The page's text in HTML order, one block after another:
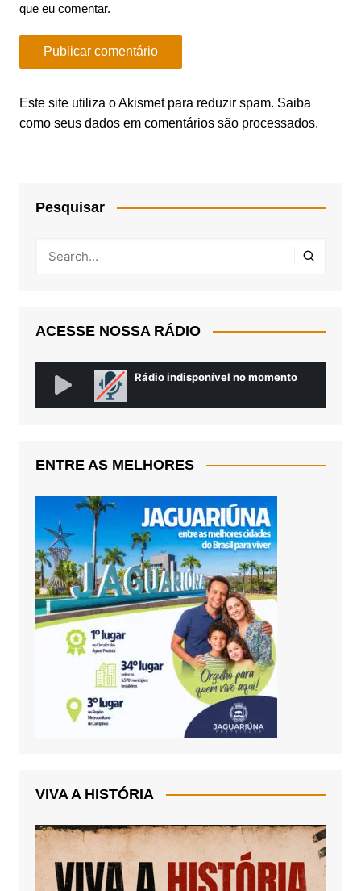
que eu comentar.
Este site utiliza o Akismet para reduzir spam. Saiba
como seus dados em comentários são processados.
Pesquisar
ACESSE NOSSA RÁDIO
ENTRE AS MELHORES
VIVA A HISTÓRIA